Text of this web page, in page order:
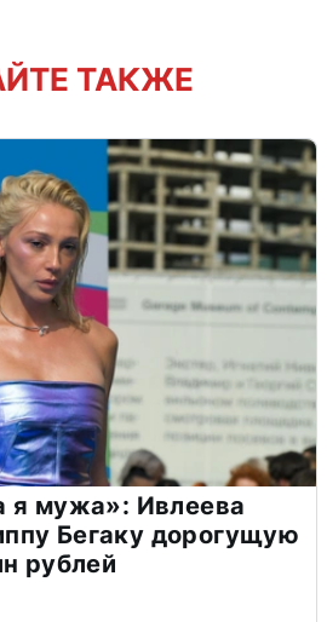
ТАКЖЕ
я мужа»: Ивлеева
Бегаку дорогущую
рублей